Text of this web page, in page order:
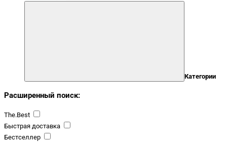
Категории
Расширенный поиск:
The.Best
Быстрая доставка
Бестселлер